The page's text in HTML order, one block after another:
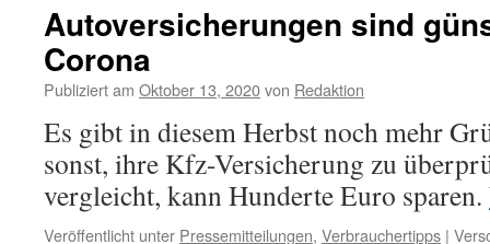
Autoversicherungen sind
Corona
Publiziert am Oktober 13, 2020von Redaktion
Es gibt in diesem Herbst noch mehr
sonst, ihre Kfz-Versicherung zu
vergleicht, kann Hunderte Euro sparen.
Veröffentlicht unter Pressemitteilungen, Verbrauchertipps |